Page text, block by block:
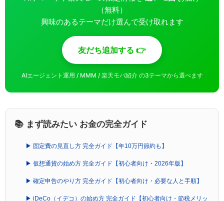
（無料）
興味のあるテーマだけ選んで受け取れます
友だち追加する 👉
AIエージェント運用 / MMM / 楽天モバ紹介 の3テーマから選べます
📚 まず読みたい お金の完全ガイド
▶ 固定費の見直し方 完全ガイド【年10万円節約も】
▶ 仮想通貨の始め方 完全ガイド【初心者向け・2026年版】
▶ 確定申告のやり方 完全ガイド【初心者向け・必要な人と手順】
▶ iDeCo（イデコ）の始め方 完全ガイド【初心者向け・節税メリッ